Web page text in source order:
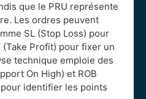
que le PRU représente
Les ordres peuvent
SL (Stop Loss) pour
Profit) pour fixer un
technique emploie des
On High) et ROB
identifier les points